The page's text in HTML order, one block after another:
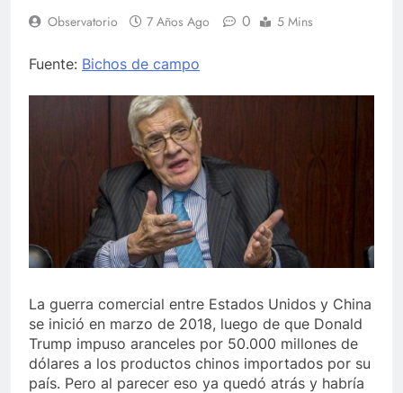
Observatorio 7 Años Ago 0 5 Mins
Fuente: Bichos de campo
La guerra comercial entre Estados Unidos y China
se inició en marzo de 2018, luego de que Donald
Trump impuso aranceles por 50.000 millones de
dólares a los productos chinos importados por su
país. Pero al parecer eso ya quedó atrás y habría